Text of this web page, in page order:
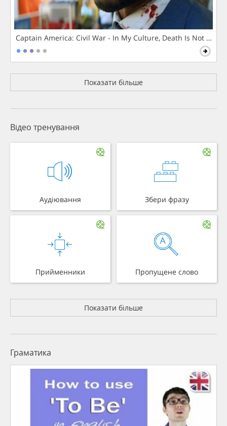
Captain America: Civil War - In My Culture, Death Is Not The
Показати більше
Відео тренування
Аудіювання Збери фразу
Прийменники Пропущене слово
Показати більше
Граматика